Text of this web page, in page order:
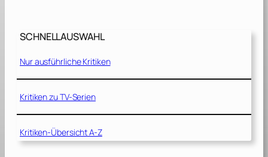
n
G
i
n
A
n
SCHNELLAUSWAHL
Nur ausführliche Kritiken
Kritiken zu TV-Serien
Kritiken-Übersicht A-Z